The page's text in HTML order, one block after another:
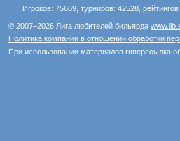
Игроков: 75669, турниров: 42528,
© 2007–2026 Лига любителей бильярда
Политика компании в отношении обработки
При использовании материалов гиперссылка